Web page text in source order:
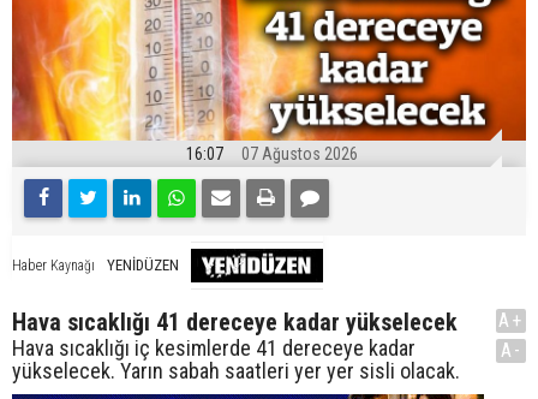
16:07 07 Ağustos 2026
Haber Kaynağı YENİDÜZEN
Hava sıcaklığı 41 dereceye kadar yükselecek
Hava sıcaklığı iç kesimlerde 41 dereceye kadar
yükselecek. Yarın sabah saatleri yer yer sisli olacak.
A+
A-